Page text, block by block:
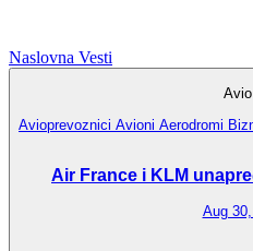
Naslovna Vesti
Avio
Avioprevoznici Avioni Aerodromi
Air France i KLM
Aug